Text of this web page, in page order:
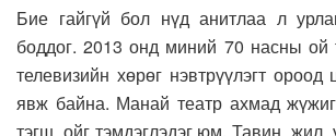
Бие гайгүй бол нүд анитлаа л
боддог. 2013 онд миний 70 насны ой
телевизийн хөрөг нэвтрүүлэгт
явж байна. Манай театр ахмад